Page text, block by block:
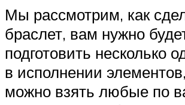
Мы рассмотрим, как
браслет, вам нужно
подготовить несколько
в исполнении
можно взять любые по